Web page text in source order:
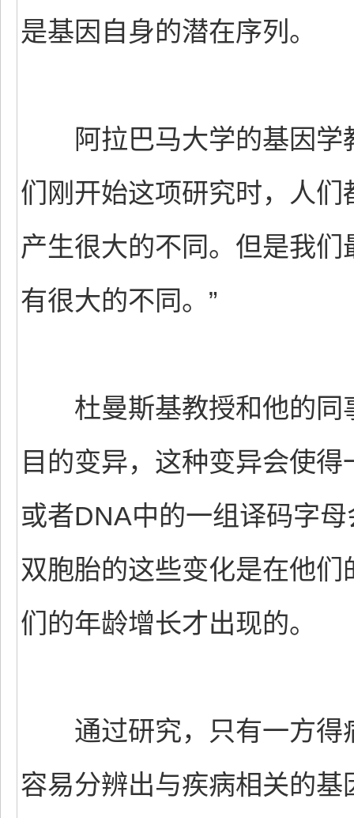
是基因自身的潜在序列。
阿拉巴马大学的基因学
们刚开始这项研究时，人
产生很大的不同。但是我
有很大的不同。”
杜曼斯基教授和他的同
目的变异，这种变异会使
或者DNA中的一组译码字
双胞胎的这些变化是在他
们的年龄增长才出现的。
通过研究，只有一方得
容易分辨出与疾病相关的